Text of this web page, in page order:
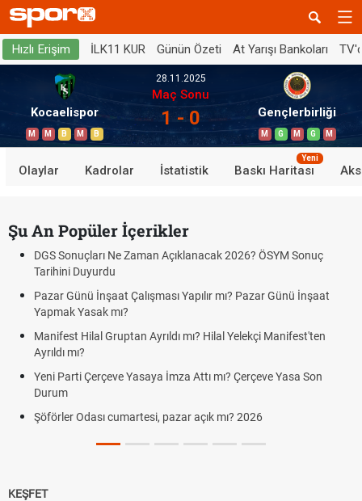
Hızlı Erişim İLK11 KUR Günün Özeti At Yarışı Bankoları
Kocaelispor
M M B M B
28.11.2025
Maç Sonu
1 - 0 Gençlerbirliği
M G M G M
Olaylar Kadrolar İstatistik Baskı Haritası
Yeni
Şu An Popüler İçerikler
DGS Sonuçları Ne Zaman Açıklanacak 2026? ÖSYM Sonuç
Tarihini Duyurdu
Pazar Günü İnşaat Çalışması Yapılır mı? Pazar Günü İnşaat
Yapmak Yasak mı?
Manifest Hilal Gruptan Ayrıldı mı? Hilal Yelekçi Manifest'ten
Ayrıldı mı?
Yeni Parti Çerçeve Yasaya İmza Attı mı? Çerçeve Yasa Son
Durum
Şöförler Odası cumartesi, pazar açık mı? 2026
KEŞFET